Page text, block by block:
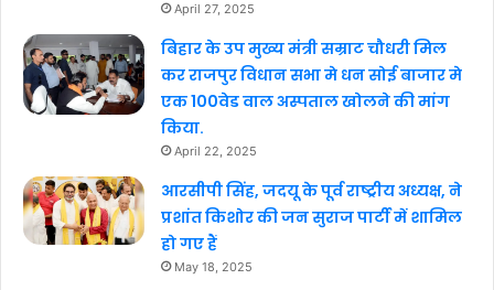
April 27, 2025
बिहार के उप मुख्य मंत्री सम्राट चौधरी मिल
कर राजपुर विधान सभा मे धन सोई बाजार मे
एक 100वेड वाल अस्पताल खोलने की मांग
किया.
April 22, 2025
आरसीपी सिंह, जदयू के पूर्व राष्ट्रीय अध्यक्ष, ने
प्रशांत किशोर की जन सुराज पार्टी में शामिल
हो गए हैं
May 18, 2025